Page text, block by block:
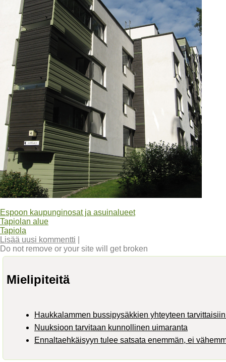
Espoon kaupunginosat ja asuinalueet
Tapiolan alue
Tapiola
Lisää uusi kommentti
Do not remove or your site will get broken
Mielipiteitä
Haukkalammen bussipysäkkien yhteyteen
Nuuksioon tarvitaan kunnollinen uimaranta
Ennaltaehkäisyyn tulee satsata enemmän, ei